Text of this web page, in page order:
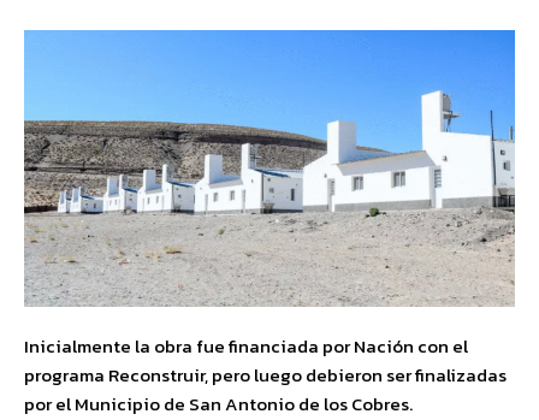
Inicialmente la obra fue financiada por Nación con el
programa Reconstruir, pero luego debieron ser finalizadas
por el Municipio de San Antonio de los Cobres.